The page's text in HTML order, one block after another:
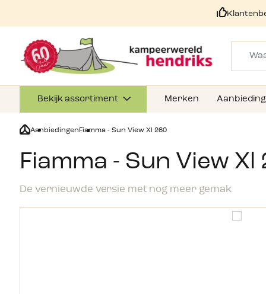
Bekijk assortiment Merken
Aanbiedingen Fiamma - Sun View Xl 260
Fiamma - Sun View Xl
De vernieuwde versie met nog meer gemak